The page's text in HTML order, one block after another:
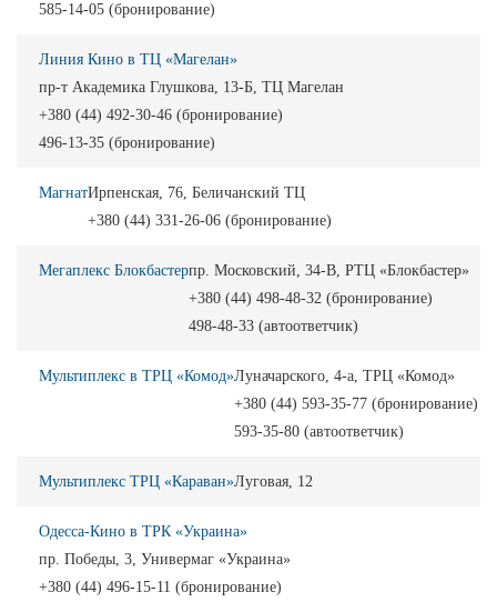
585-14-05 (бронирование)
Линия Кино в ТЦ «Магелан»
пр-т Академика Глушкова, 13-Б, ТЦ Магелан
+380 (44) 492-30-46 (бронирование)
496-13-35 (бронирование)
МагнатИрпенская, 76, Беличанский ТЦ
+380 (44) 331-26-06 (бронирование)
Мегаплекс Блокбастерпр. Московский, 34-В, РТЦ «Блокбастер»
+380 (44) 498-48-32 (бронирование)
498-48-33 (автоответчик)
Мультиплекс в ТРЦ «Комод»Луначарского, 4-а, ТРЦ «Комод»
+380 (44) 593-35-77 (бронирование)
593-35-80 (автоответчик)
Мультиплекс ТРЦ «Караван»Луговая, 12
Одесса-Кино в ТРК «Украина»
пр. Победы, 3, Универмаг «Украина»
+380 (44) 496-15-11 (бронирование)